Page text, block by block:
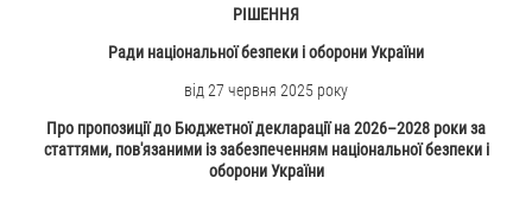
РІШЕННЯ
Ради національної безпеки і оборони України
від 27 червня 2025 року
Про пропозиції до Бюджетної декларації на 2026–2028 роки за
статтями, пов'язаними із забезпеченням національної безпеки і
оборони України